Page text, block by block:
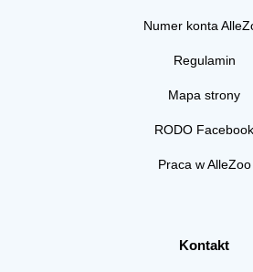
Numer konta
Regulamin
Mapa strony
RODO Facebook
Praca w AlleZoo
Kontakt